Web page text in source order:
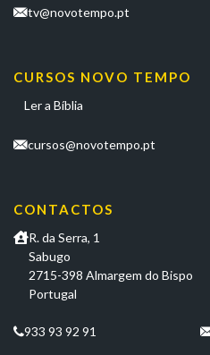
tv@novotempo.pt
CURSOS NOVO TEMPO
Ler a Bíblia
cursos@novotempo.pt
CONTACTOS
R. da Serra, 1
Sabugo
2715-398 Almargem do Bispo
Portugal
933 93 92 91